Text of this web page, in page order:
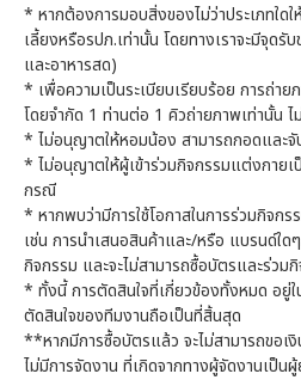
* หากต้องการมอบสิ่งของไม่ว่าประเภทใ
เลี้ยงหรือรปภ.เท่านั้น โดยทางเราจะมีจุดรั
และอาหารสด)
* เพื่อความเป็นระเบียบเรียบร้อย การถ่า
โดยจำกัด 1 ท่านต่อ 1 คิวถ่ายภาพเท่านั้น
* ไม่อนุญาตให้หอมน้อง สามารถกอดและจั
* ไม่อนุญาตให้ผู้เข้าร่วมกิจกรรมแต่งกาย
กรณี
* หากพบว่ามีการใช้โอกาสในการร่วมกิจก
เช่น การนำเสนอสินค้าและ/หรือ แบรนด์ใ
กิจกรรม และจะไม่สามารถซื้อบัตรและร่วม
* ทั้งนี้ การตัดสินใจที่เกี่ยวข้องทั้งหมด อยู่
ตัดสินใจของทีมงานถือเป็นที่สิ้นสุด
**หากมีการซื้อบัตรแล้ว จะไม่สามารถขอ
ไม่มีการจัดงาน ที่เกิดจากทางผู้จัดงานเป็น